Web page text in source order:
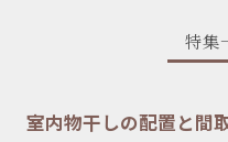
特集
室内物干しの配置と間